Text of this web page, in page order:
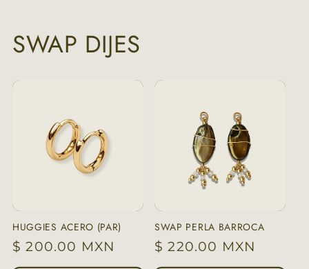
SWAP DIJES
HUGGIES ACERO (PAR)
Precio
habitual
$ 200.00 MXN
SWAP PERLA BARROCA
Precio
habitual
$ 220.00 MXN